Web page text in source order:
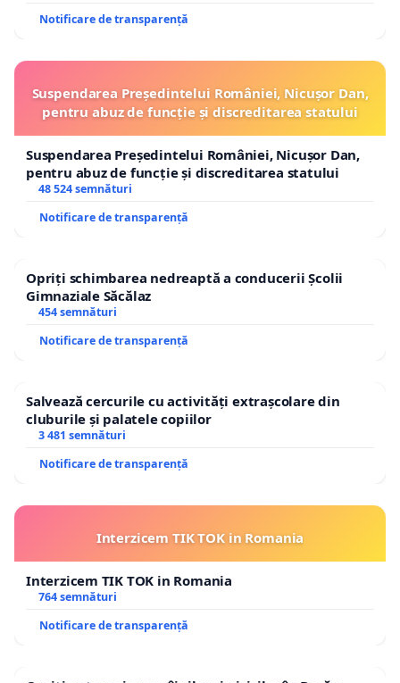
Notificare de transparență
Suspendarea Președintelui României, Nicușor Dan,
pentru abuz de funcție și discreditarea statului
Suspendarea Președintelui României, Nicușor Dan,
pentru abuz de funcție și discreditarea statului
48 524 semnături
Notificare de transparență
Opriți schimbarea nedreaptă a conducerii Școlii
Gimnaziale Săcălaz
454 semnături
Notificare de transparență
Salvează cercurile cu activități extrașcolare din
cluburile și palatele copiilor
3 481 semnături
Notificare de transparență
Interzicem TIK TOK in Romania
Interzicem TIK TOK in Romania
764 semnături
Notificare de transparență